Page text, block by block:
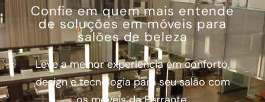
Confie em quem mais entende
de soluções em móveis para
salões de beleza
Leve a melhor experiência em conforto,
design e tecnologia para seu salão com